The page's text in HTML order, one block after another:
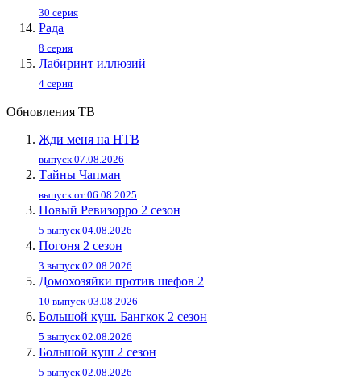
30 серия
Рада
8 серия
Лабиринт иллюзий
4 серия
Обновления ТВ
Жди меня на НТВ
выпуск 07.08.2026
Тайны Чапман
выпуск от 06.08.2025
Новый Ревизорро 2 сезон
5 выпуск 04.08.2026
Погоня 2 сезон
3 выпуск 02.08.2026
Домохозяйки против шефов 2
10 выпуск 03.08.2026
Большой куш. Бангкок 2 сезон
5 выпуск 02.08.2026
Большой куш 2 сезон
5 выпуск 02.08.2026